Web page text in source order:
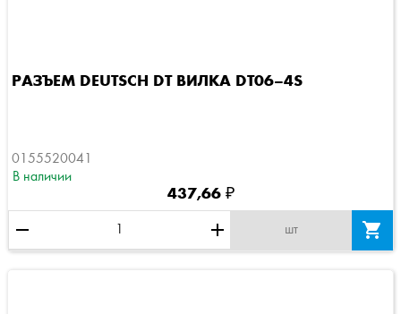
РАЗЪЕМ DEUTSCH DT ВИЛКА DT06–4S
0155520041
В наличии
437,66 ₽
remove add шт 